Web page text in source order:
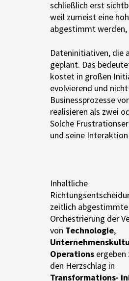
schließlich erst
weil zumeist eine
abgestimmt werden,
Dateninitiativen, die
geplant. Das
kostet in großen
evolvierend und
Businessprozesse
realisieren als zwei
Solche
und seine
Inhaltliche
zeitlich abgestimmte
Orchestrierung der
von Technologie,
Operations ergeben
den Herzschlag in
Transformations-